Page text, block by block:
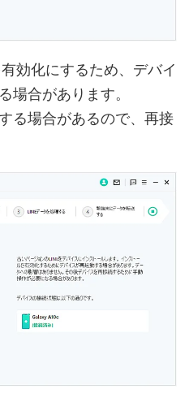
効化にするため、デバイ
場合があります。
る場合があるので、再接